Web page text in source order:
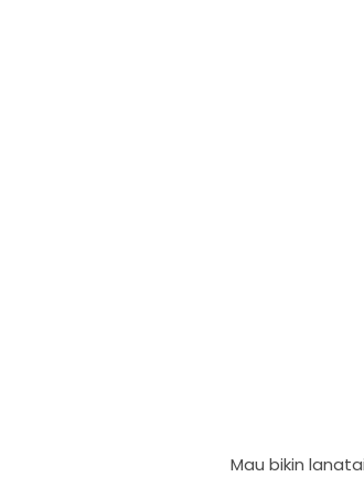
Mau bikin